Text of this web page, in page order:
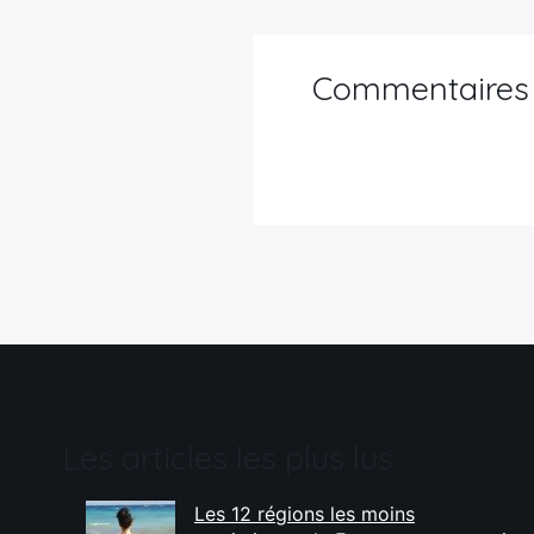
Commentaires
Les 12 régions les moins